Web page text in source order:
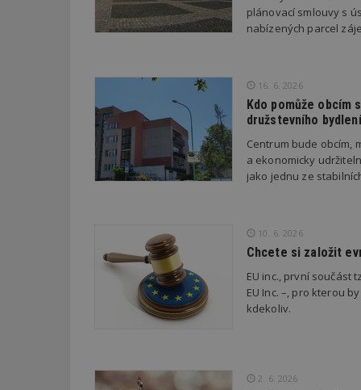
plánovací smlouvy s
nabízených parcel
16. 6. 2026
Kdo pomůže obcím
družstevního bydlení
Centrum bude obcím,
a ekonomicky
jako jednu ze
10. 6. 2026
Chcete si založit
EU inc., první součást
EU Inc. –, pro kterou
kdekoliv.
2. 6. 2026
id
_hjFirstSeen
counter